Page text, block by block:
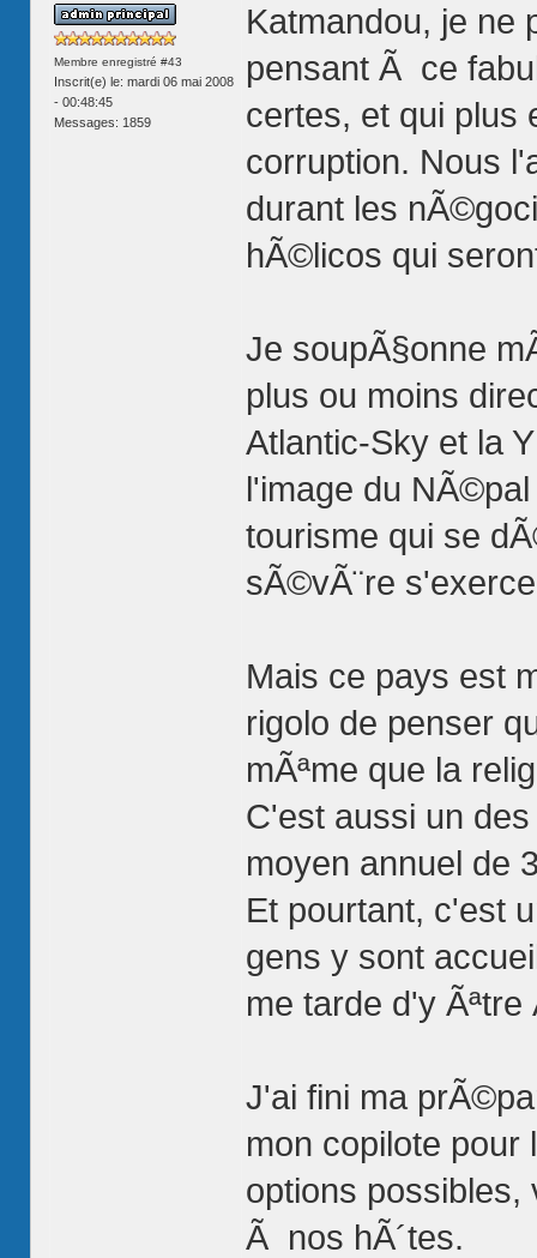
Membre enregistré #43
Inscrit(e) le: mardi 06 mai 2008
- 00:48:45
Messages: 1859
Katmandou, je ne
pensant Ã ce
certes, et qui plus
corruption. Nous
durant les
hÃ©licos qui
Je soupÃ§onne
plus ou moins
Atlantic-Sky et la
l'image du
tourisme qui se
sÃ©vÃ¨re
Mais ce pays est
rigolo de penser
mÃªme que la
C'est aussi un
moyen annuel de
Et pourtant, c'est
gens y sont
me tarde d'y
J'ai fini ma
mon copilote
options
Ã nos hÃ´tes.